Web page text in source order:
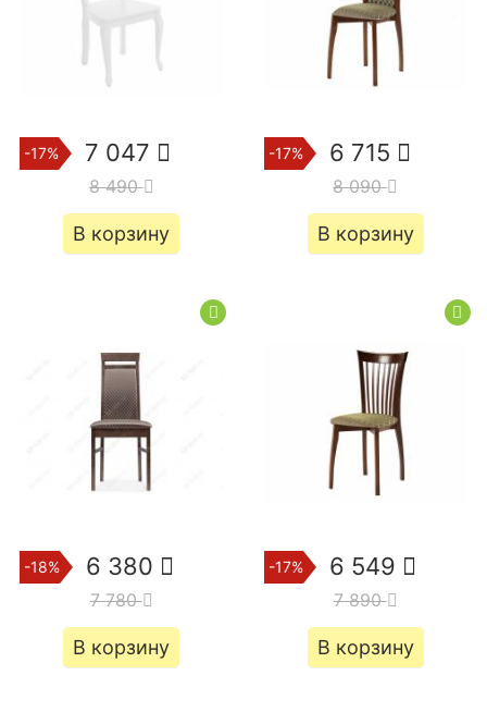
-17% 7 047
8 490
В корзину
-17% 6 715
8 090
В корзину
-18% 6 380
7 780
В корзину
-17% 6 549
7 890
В корзину